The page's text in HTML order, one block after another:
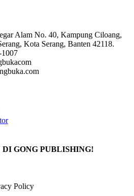
Alam No. 40, Kampung Ciloang,
Kota Serang, Banten 42118.
GONG PUBLISHING!
Policy